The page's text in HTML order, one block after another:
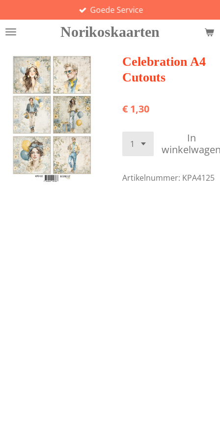
direct
naar
hoofdinhoud
Norikoskaarten
Goede Service
Celebration A4
Cutouts
€ 1,30
In
Artikelnummer: KPA4125